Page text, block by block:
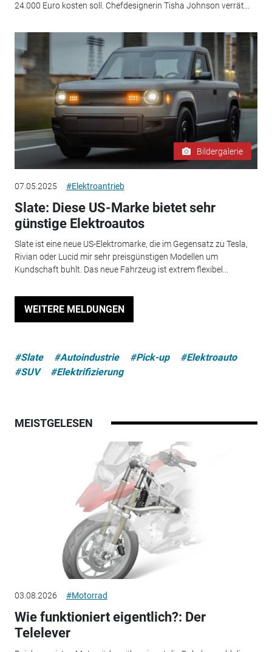
24.000 Euro kosten soll. Chefdesignerin Tisha Johnson verrät...
Bildergalerie
07.05.2025 #Elektroantrieb
Slate: Diese US-Marke bietet sehr
günstige Elektroautos
Slate ist eine neue US-Elektromarke, die im Gegensatz zu Tesla,
Rivian oder Lucid mir sehr preisgünstigen Modellen um
Kundschaft buhlt. Das neue Fahrzeug ist extrem flexibel...
WEITERE MELDUNGEN
#Slate #Autoindustrie #Pick-up
#Elektroauto
#SUV
#Elektrifizierung
MEISTGELESEN
03.08.2026 #Motorrad
Wie funktioniert eigentlich?: Der
Telelever